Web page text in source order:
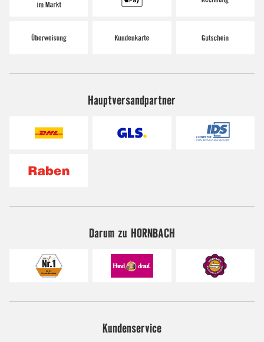
Hauptversandpartner
Darum zu HORNBACH
Kundenservice